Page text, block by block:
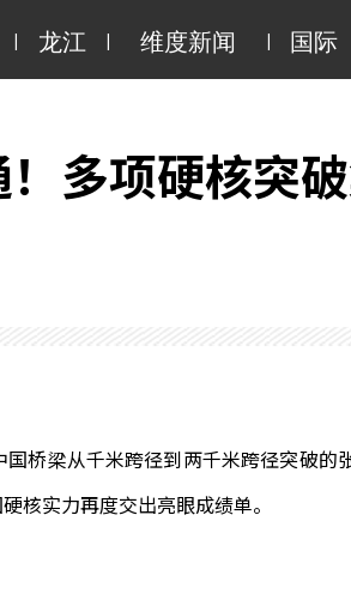
| 龙江 | 维度新闻 | 国际
多项硬核突
梁从千米跨径到两千米跨径突破的
核实力再度交出亮眼成绩单。